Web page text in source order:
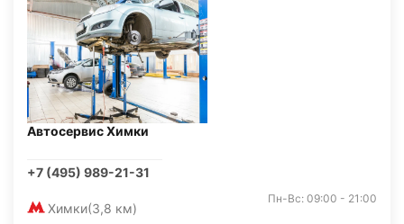
Автосервис Химки
+7 (495) 989-21-31
Химки(3,8 км)
Пн-Вс: 09:00 - 21:00